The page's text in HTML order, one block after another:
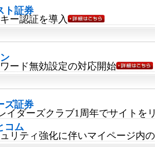
ト証券
ー認証を導入
ード無効設定の対応開始
ズ証券
イダーズクラブ1周年でサイトを
コム
リティ強化に伴いマイページ内